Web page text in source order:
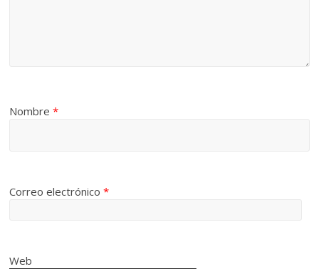
Nombre*
Correo electrónico*
Web